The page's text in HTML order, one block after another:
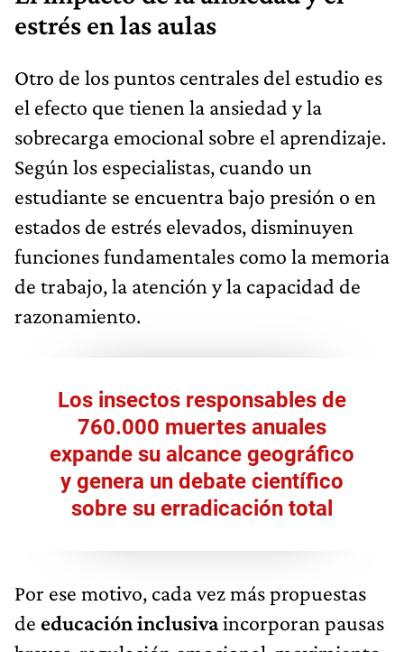
estrés en las aulas
Otro de los puntos centrales del estudio es
el efecto que tienen la ansiedad y la
sobrecarga emocional sobre el aprendizaje.
Según los especialistas, cuando un
estudiante se encuentra bajo presión o en
estados de estrés elevados, disminuyen
funciones fundamentales como la memoria
de trabajo, la atención y la capacidad de
razonamiento.
Los insectos responsables de
760.000 muertes anuales
expande su alcance geográfico
y genera un debate científico
sobre su erradicación total
Por ese motivo, cada vez más propuestas
de educación inclusivaincorporan pausas